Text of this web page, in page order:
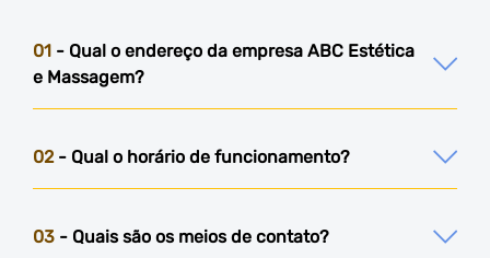
01 - Qual o endereço da empresa ABC Estética
e Massagem?
02- Qual o horário de funcionamento?
03 - Quais são os meios de contato?